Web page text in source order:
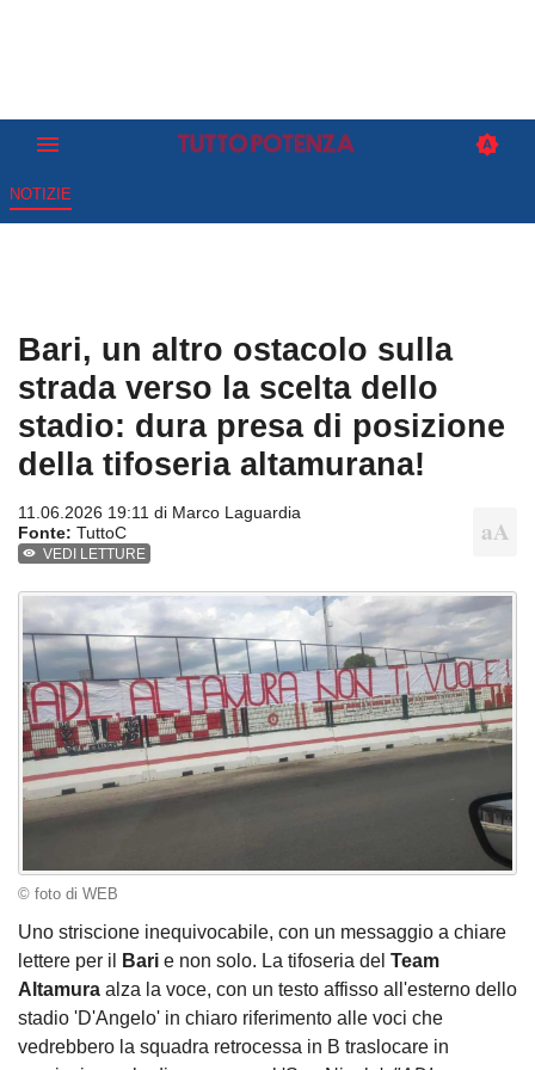
NOTIZIE
Bari, un altro ostacolo sulla
strada verso la scelta dello
stadio: dura presa di posizione
della tifoseria altamurana!
11.06.2026 19:11 di Marco Laguardia
Fonte: TuttoC
VEDI LETTURE
© foto di WEB
Uno striscione inequivocabile, con un messaggio a chiare
lettere per il
Bari e non solo. La tifoseria del Team
Altamura alza la voce, con un testo affisso all'esterno dello
stadio 'D'Angelo' in chiaro riferimento alle voci che
vedrebbero la squadra retrocessa in B traslocare in